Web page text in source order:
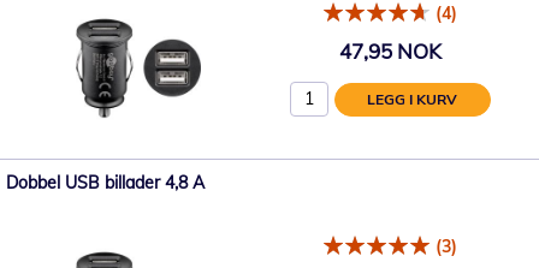
(4)
47,95 NOK
LEGG I KURV
Dobbel USB billader 4,8 A
(3)